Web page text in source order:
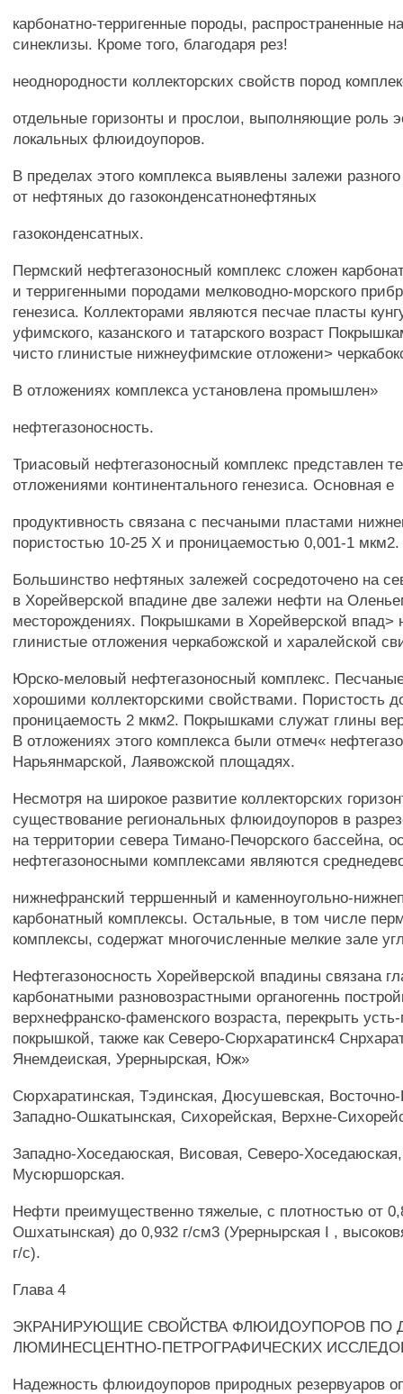
карбонатно-терригенные породы, распространенные
синеклизы. Кроме того, благодаря рез!
неоднородности коллекторских свойств пород
отдельные горизонты и прослои, выполняющие роль
локальных флюидоупоров.
В пределах этого комплекса выявлены залежи
от нефтяных до газоконденсатнонефтяных
газоконденсатных.
Пермский нефтегазоносный комплекс сложен
и терригенными породами мелководно-морского
генезиса. Коллекторами являются песчае пласты
уфимского, казанского и татарского возраст
чисто глинистые нижнеуфимские отложени>
В отложениях комплекса установлена промышлен»
нефтегазоносность.
Триасовый нефтегазоносный комплекс представлен
отложениями континентального генезиса. Основная е
продуктивность связана с песчаными пластами
пористостью 10-25 X и проницаемостью 0,001-1 мкм2.
Большинство нефтяных залежей сосредоточено на
в Хорейверской впадине две залежи нефти на
месторождениях. Покрышками в Хорейверской впад>
глинистые отложения черкабожской и харалейской
Юрско-меловый нефтегазоносный комплекс.
хорошими коллекторскими свойствами. Пористость
проницаемость 2 мкм2. Покрышками служат глины
В отложениях этого комплекса были отмеч«
Нарьянмарской, Лаявожской площадях.
Несмотря на широкое развитие коллекторских
существование региональных флюидоупоров в
на территории севера Тимано-Печорского бассейна,
нефтегазоносными комплексами являются
нижнефранский терршенный и каменноугольно-
карбонатный комплексы. Остальные, в том числе
комплексы, содержат многочисленные мелкие зале
Нефтегазоносность Хорейверской впадины связана
карбонатными разновозрастными органогеннь
верхнефранско-фаменского возраста, перекрыть усть-
покрышкой, также как Северо-Сюрхаратинск4
Янемдеиская, Урернырская, Юж»
Сюрхаратинская, Тэдинская, Дюсушевская, Восточно-
Западно-Ошкатынская, Сихорейская, Верхне-
Западно-Хоседаюская, Висовая, Северо-
Мусюршорская.
Нефти преимущественно тяжелые, с плотностью от
Ошхатынская) до 0,932 г/см3 (Урернырская I ,
г/с).
Глава 4
ЭКРАНИРУЮЩИЕ СВОЙСТВА ФЛЮИДОУПОРОВ ПО
ЛЮМИНЕСЦЕНТНО-ПЕТРОГРАФИЧЕСКИХ
Надежность флюидоупоров природных резервуаров